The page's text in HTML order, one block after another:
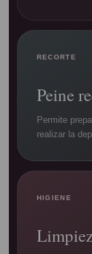
RECORTE
Peine
Permite
realizar la
HIGIENE